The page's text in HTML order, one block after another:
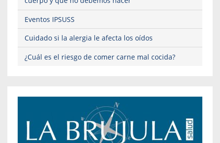
Eventos IPSUSS
Cuidado si la alergia le afecta los oídos
¿Cuál es el riesgo de comer carne mal cocida?